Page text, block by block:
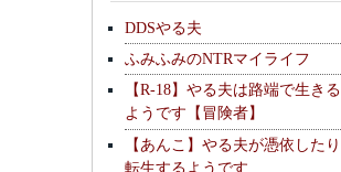
DDSやる夫
ふみふみのNTRマイライフ
【R-18】やる夫は路端で生きる
ようです【冒険者】
【あんこ】やる夫が憑依したり
転生するようです